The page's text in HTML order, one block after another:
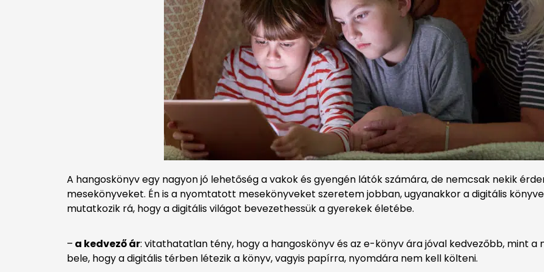
A hangoskönyv egy nagyon jó lehetőség a vakok és gyengén látók számára, de nemcsak nekik
mesekönyveket. Én is a nyomtatott mesekönyveket szeretem jobban, ugyanakkor a digitális
mutatkozik rá, hogy a digitális világot bevezethessük a gyerekek életébe.
– a kedvező ár: vitathatatlan tény, hogy a hangoskönyv és az e-könyv ára jóval kedvezőbb, mint
bele, hogy a digitális térben létezik a könyv, vagyis papírra, nyomdára nem kell költeni.